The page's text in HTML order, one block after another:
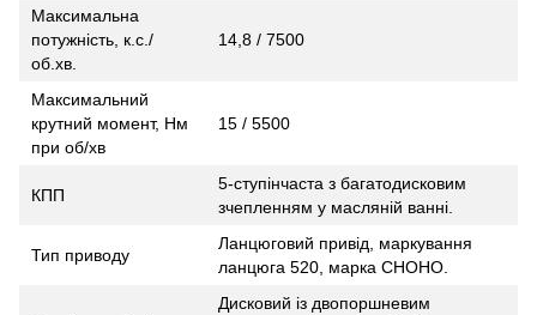
Максимальна
потужність, к.с./
об.хв.
14,8 / 7500
Максимальний
крутний момент, Нм
при об/хв
15 / 5500
КПП
5-ступінчаста з багатодисковим
зчепленням у масляній ванні.
Тип приводу
Ланцюговий привід, маркування
ланцюга 520, марка CHOHO.
Дисковий із двопоршневим